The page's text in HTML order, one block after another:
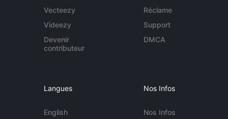
Vecteezy
Videezy
Devenir
contributeur
Réclame
Support
DMCA
Langues
English
Nos Infos
Nos Infos